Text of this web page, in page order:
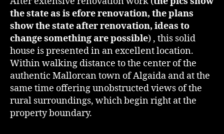
the state as is efore renovation, the plans
show the state after renovation, ideas to
change something are possible) , this solid
house is presented in an excellent location.
Within walking distance to the center of the
authentic Mallorcan town of Algaida and at the
same time offering unobstructed views of the
rural surroundings, which begin right at the
property boundary.